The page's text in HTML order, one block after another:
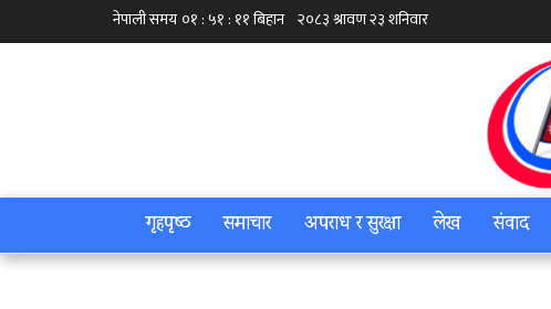
गृहपृष्‍ठ समाचार अपराध र सुरक्षा लेख संवाद